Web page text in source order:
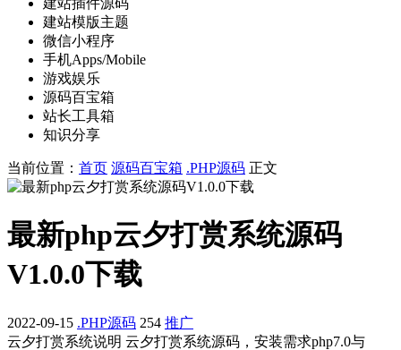
建站插件源码
建站模版主题
微信小程序
手机Apps/Mobile
游戏娱乐
源码百宝箱
站长工具箱
知识分享
当前位置： 首页 源码百宝箱 .PHP源码 正文
最新php云夕打赏系统源码
V1.0.0下载
2022-09-15 .PHP源码 254 推广
云夕打赏系统说明 云夕打赏系统源码，安装需求php7.0与